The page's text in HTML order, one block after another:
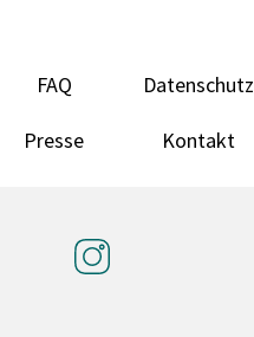
FAQ Datenschutz
Presse Kontakt